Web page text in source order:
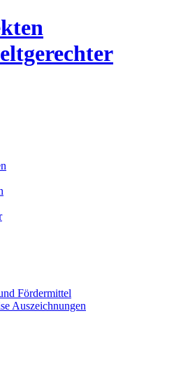
Fördermittel
Auszeichnungen